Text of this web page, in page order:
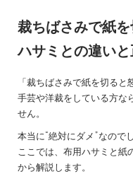
裁ちばさみで紙
ハサミとの違い
「裁ちばさみで紙を切ると
手芸や洋裁をしている方な
せん。
本当に“絶対にダメ”なので
ここでは、布用ハサミと紙
から解説します。